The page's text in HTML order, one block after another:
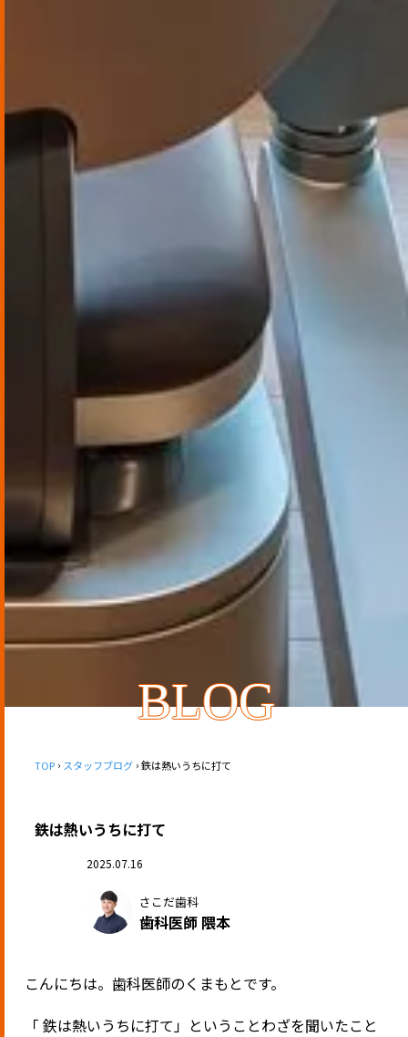
BLOG
TOP スタッフブログ 鉄は熱いうちに打て
鉄は熱いうちに打て
2025.07.16
さこだ歯科
歯科医師 隈本
こんにちは。歯科医師のくまもとです。
「 鉄は熱いうちに打て」ということわざを聞いたこと